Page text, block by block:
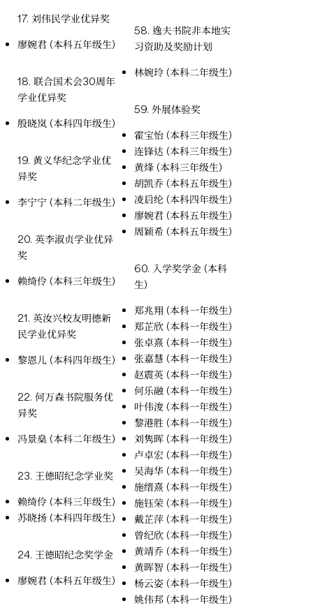
17. 刘伟民学业优异奖
廖婉君 (本科五年级生)
18. 联合国术会30周年
学业优异奖
殷晓岚 (本科四年级生)
19. 黄义华纪念学业优
异奖
李宁宁 (本科二年级生)
20. 英李淑贞学业优异
奖
赖绮伶 (本科三年级生)
21. 英汝兴校友明德新
民学业优异奖
黎恩儿 (本科四年级生)
22. 何万森书院服务优
异奖
冯景燊 (本科二年级生)
23. 王德昭纪念学业奖
赖绮伶 (本科三年级生)
苏晓扬 (本科四年级生)
24. 王德昭纪念奖学金
廖婉君 (本科五年级生)
58. 逸夫书院非本地实
习资助及奖励计划
林婉玲 (本科二年级生)
59. 外展体验奖
霍宝怡 (本科三年级生)
连锋达 (本科三年级生)
黄烽 (本科三年级生)
胡凯乔 (本科五年级生)
凌启纶 (本科四年级生)
廖婉君 (本科五年级生)
周颖希 (本科五年级生)
60. 入学奖学金 (本科
生)
郑兆翔 (本科一年级生)
郑芷欣 (本科一年级生)
张卓熹 (本科一年级生)
张嘉慧 (本科一年级生)
赵震英 (本科一年级生)
何乐融 (本科一年级生)
叶伟浚 (本科一年级生)
黎港胜 (本科一年级生)
刘隽晖 (本科一年级生)
卢卓宏 (本科一年级生)
吴海华 (本科一年级生)
施缙熹 (本科一年级生)
施钰荣 (本科一年级生)
戴芷萍 (本科一年级生)
曾纪欣 (本科一年级生)
黄靖乔 (本科一年级生)
黄晖智 (本科一年级生)
杨云姿 (本科一年级生)
姚伟邦 (本科一年级生)